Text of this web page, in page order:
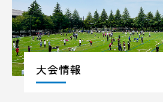
大会情報